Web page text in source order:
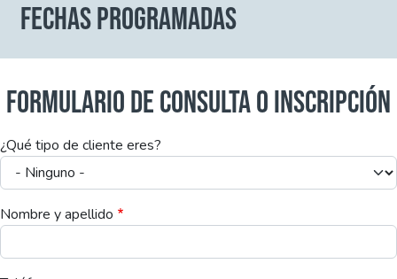
FECHAS PROGRAMADAS
FORMULARIO DE CONSULTA O INSCRIPCIÓN
¿Qué tipo de cliente eres?
Nombre y apellido